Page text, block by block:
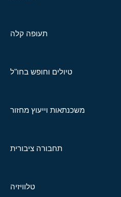
תעופה קלה
טיולים וחופש בחו"ל
משכנתאות וייעוץ מחזור
תחבורה ציבורית
טלוויזיה